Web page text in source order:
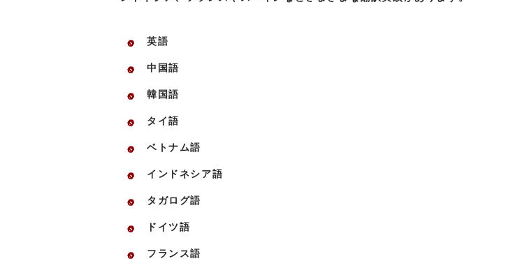
英語
中国語
韓国語
タイ語
ベトナム語
インドネシア語
タガログ語
ドイツ語
フランス語